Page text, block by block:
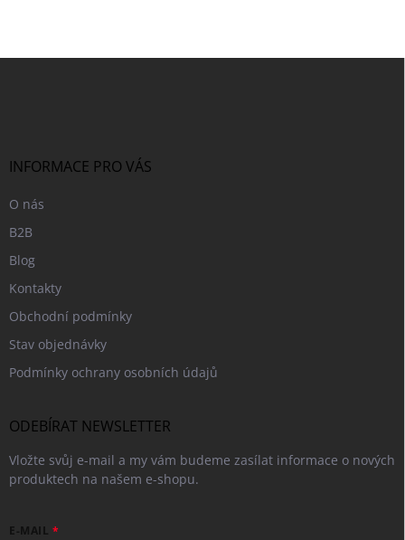
INFORMACE PRO VÁS
O nás
B2B
Blog
Kontakty
Obchodní podmínky
Stav objednávky
Podmínky ochrany osobních údajů
ODEBÍRAT NEWSLETTER
Vložte svůj e-mail a my vám budeme zasílat informace o nových
produktech na našem e-shopu.
E-MAIL